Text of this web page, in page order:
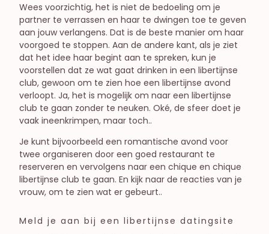
Wees voorzichtig, het is niet de bedoeling om je
partner te verrassen en haar te dwingen toe te geven
aan jouw verlangens. Dat is de beste manier om haar
voorgoed te stoppen. Aan de andere kant, als je ziet
dat het idee haar begint aan te spreken, kun je
voorstellen dat ze wat gaat drinken in een libertijnse
club, gewoon om te zien hoe een libertijnse avond
verloopt. Ja, het is mogelijk om naar een libertijnse
club te gaan zonder te neuken. Oké, de sfeer doet je
vaak ineenkrimpen, maar toch..
Je kunt bijvoorbeeld een romantische avond voor
twee organiseren door een goed restaurant te
reserveren en vervolgens naar een chique en chique
libertijnse club te gaan. En kijk naar de reacties van je
vrouw, om te zien wat er gebeurt..
Meld je aan bij een libertijnse datingsite